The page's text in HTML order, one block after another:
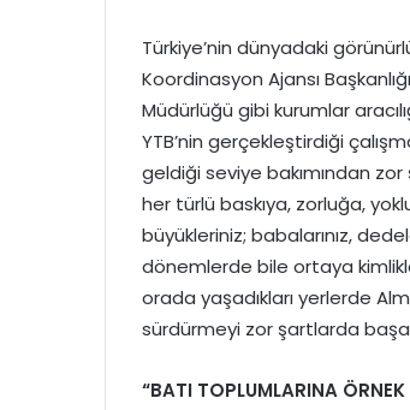
Türkiye’nin dünyadaki
Koordinasyon Ajansı
Müdürlüğü gibi kurumlar
YTB’nin gerçekleştirdiği
geldiği seviye bakımından
her türlü baskıya, zorluğa,
büyükleriniz; babalarınız,
dönemlerde bile ortaya
orada yaşadıkları yerlerde
sürdürmeyi zor şartlarda
“BATI TOPLUMLARINA